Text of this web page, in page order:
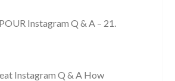
Instagram Q & A – 21.
Instagram Q & A How